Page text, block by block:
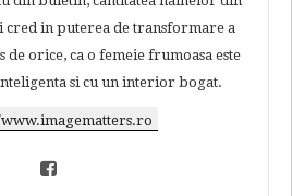
cred in puterea de transformare a
de orice, ca o femeie frumoasa este
si cu un interior bogat.